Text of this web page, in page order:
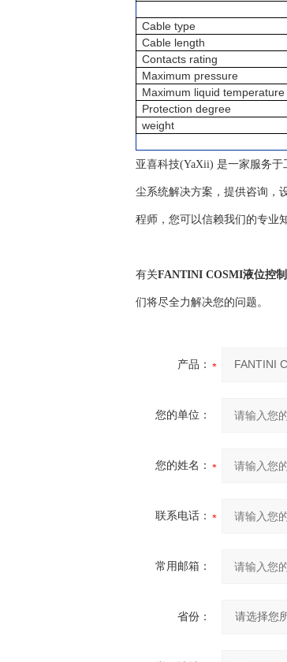
Cable type
Cable length
Contacts rating
Maximum pressure
Maximum liquid temperature
Protection degree
weight
亚喜科技(YaXii) 是一家服务
尘系统解决方案，提供咨询，
程师，您可以信赖我们的专业
有关FANTINI COSMI液位控
们将尽全力解决您的问题。
产品：
您的单位：
您的姓名：
联系电话：
常用邮箱：
省份：